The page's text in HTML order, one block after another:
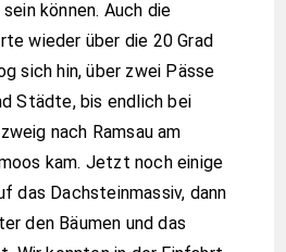
können. Auch die
wieder über die 20 Grad
sich hin, über zwei Pässe
Städte, bis endlich bei
nach Ramsau am
kam. Jetzt noch einige
das Dachsteinmassiv, dann
den Bäumen und das